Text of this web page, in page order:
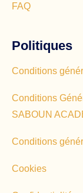
FAQ
Politiques
Conditions
Conditions
SABOUN
Conditions
Cookies